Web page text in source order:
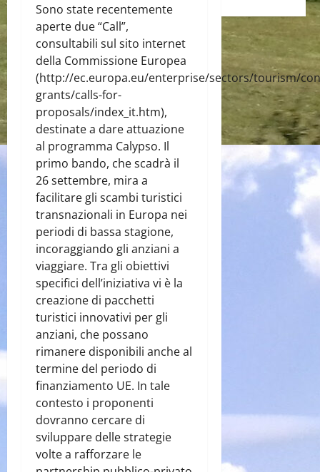
Sono state recentemente
aperte due “Call”,
consultabili sul sito internet
della Commissione Europea
(http://ec.europa.eu/enterprise/sectors/tourism/
grants/calls-for-
proposals/index_it.htm),
destinate a dare attuazione
al programma Calypso. Il
primo bando, che scadrà il
26 settembre, mira a
facilitare gli scambi turistici
transnazionali in Europa nei
periodi di bassa stagione,
incoraggiando gli anziani a
viaggiare. Tra gli obiettivi
specifici dell’iniziativa vi è la
creazione di pacchetti
turistici innovativi per gli
anziani, che possano
rimanere disponibili anche al
termine del periodo di
finanziamento UE. In tale
contesto i proponenti
dovranno cercare di
sviluppare delle strategie
volte a rafforzare le